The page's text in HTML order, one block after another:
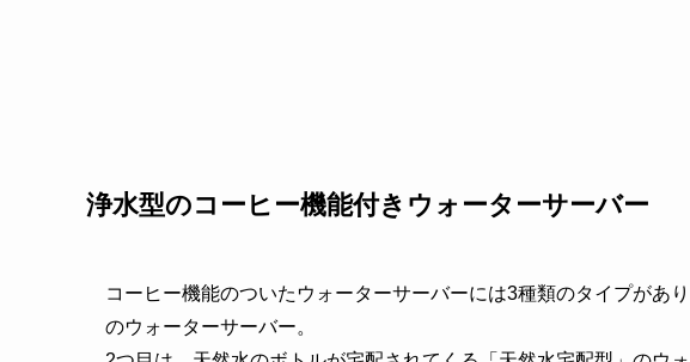
浄水型のコーヒー機能付きウォーターサーバー
コーヒー機能のついたウォーターサーバーには3種類のタイプがあ
のウォーターサーバー。